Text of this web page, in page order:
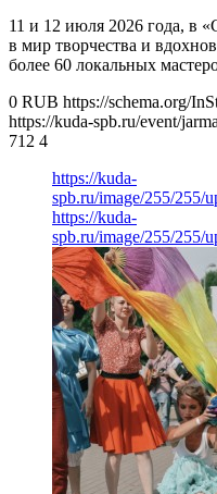
11 и 12 июля 2026 года, в
в мир творчества и
более 60 локальных
0 RUB https://schema.org/
https://kuda-spb.ru/event/
712 4
https://kuda-
spb.ru/image/255/255/
https://kuda-
spb.ru/image/255/255/